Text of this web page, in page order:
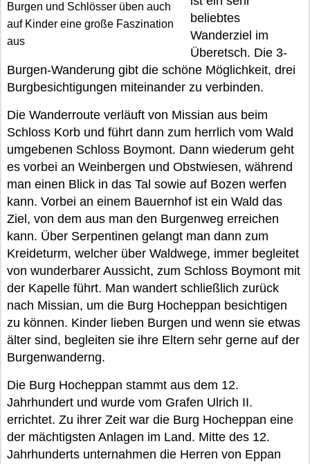
Burgen und Schlösser üben auch
auf Kinder eine große Faszination
aus
beliebtes
Wanderziel im
Überetsch. Die 3-
Burgen-Wanderung gibt die schöne Möglichkeit, drei
Burgbesichtigungen miteinander zu verbinden.
Die Wanderroute verläuft von Missian aus beim
Schloss Korb und führt dann zum herrlich vom Wald
umgebenen Schloss Boymont. Dann wiederum geht
es vorbei an Weinbergen und Obstwiesen, während
man einen Blick in das Tal sowie auf Bozen werfen
kann. Vorbei an einem Bauernhof ist ein Wald das
Ziel, von dem aus man den Burgenweg erreichen
kann. Über Serpentinen gelangt man dann zum
Kreideturm, welcher über Waldwege, immer begleitet
von wunderbarer Aussicht, zum Schloss Boymont mit
der Kapelle führt. Man wandert schließlich zurück
nach Missian, um die Burg Hocheppan besichtigen
zu können. Kinder lieben Burgen und wenn sie etwas
älter sind, begleiten sie ihre Eltern sehr gerne auf der
Burgenwanderng.
Die Burg Hocheppan stammt aus dem 12.
Jahrhundert und wurde vom Grafen Ulrich II.
errichtet. Zu ihrer Zeit war die Burg Hocheppan eine
der mächtigsten Anlagen im Land. Mitte des 12.
Jahrhunderts unternahmen die Herren von Eppan